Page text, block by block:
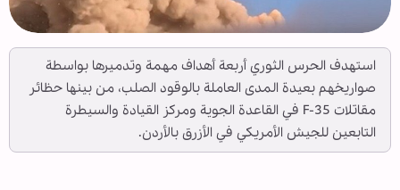
استهدف الحرس الثوري أربعة أهداف مهمة وتدميرها بواسطة
صواريخهم بعيدة المدى العاملة بالوقود الصلب، من بينها حظائر
مقاتلات F-35 في القاعدة الجوية ومركز القيادة والسيطرة
التابعين للجيش الأمريكي في الأزرق بالأردن.